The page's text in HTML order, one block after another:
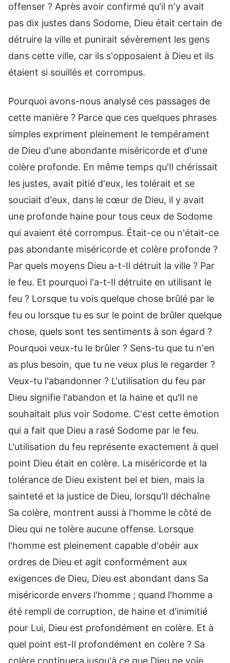
offenser ? Après avoir confirmé qu'il n'y avait
pas dix justes dans Sodome, Dieu était certain de
détruire la ville et punirait sévèrement les gens
dans cette ville, car ils s'opposaient à Dieu et ils
étaient si souillés et corrompus.
Pourquoi avons-nous analysé ces passages de
cette manière ? Parce que ces quelques phrases
simples expriment pleinement le tempérament
de Dieu d'une abondante miséricorde et d'une
colère profonde. En même temps qu'Il chérissait
les justes, avait pitié d'eux, les tolérait et se
souciait d'eux, dans le cœur de Dieu, il y avait
une profonde haine pour tous ceux de Sodome
qui avaient été corrompus. Était-ce ou n'était-ce
pas abondante miséricorde et colère profonde ?
Par quels moyens Dieu a-t-Il détruit la ville ? Par
le feu. Et pourquoi l'a-t-Il détruite en utilisant le
feu ? Lorsque tu vois quelque chose brûlé par le
feu ou lorsque tu es sur le point de brûler quelque
chose, quels sont tes sentiments à son égard ?
Pourquoi veux-tu le brûler ? Sens-tu que tu n'en
as plus besoin, que tu ne veux plus le regarder ?
Veux-tu l'abandonner ? L'utilisation du feu par
Dieu signifie l'abandon et la haine et qu'Il ne
souhaitait plus voir Sodome. C'est cette émotion
qui a fait que Dieu a rasé Sodome par le feu.
L'utilisation du feu représente exactement à quel
point Dieu était en colère. La miséricorde et la
tolérance de Dieu existent bel et bien, mais la
sainteté et la justice de Dieu, lorsqu'Il déchaîne
Sa colère, montrent aussi à l'homme le côté de
Dieu qui ne tolère aucune offense. Lorsque
l'homme est pleinement capable d'obéir aux
ordres de Dieu et agit conformément aux
exigences de Dieu, Dieu est abondant dans Sa
miséricorde envers l'homme ; quand l'homme a
été rempli de corruption, de haine et d'inimitié
pour Lui, Dieu est profondément en colère. Et à
quel point est-Il profondément en colère ? Sa
colère continuera jusqu'à ce que Dieu ne voie